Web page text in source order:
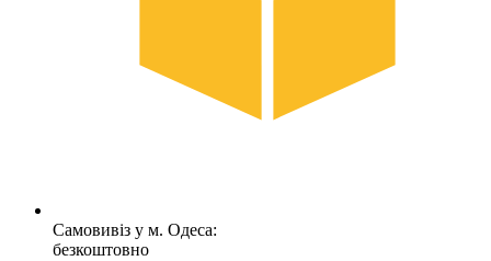
Самовивіз у м. Одеса:
безкоштовно